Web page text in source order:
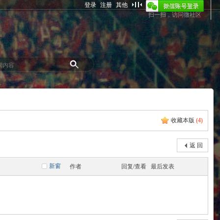
扫一扫，访问微社区
登录 注册 其他
收藏本版 (4)
返 回
新窗 作者 回复/查看 最后发表